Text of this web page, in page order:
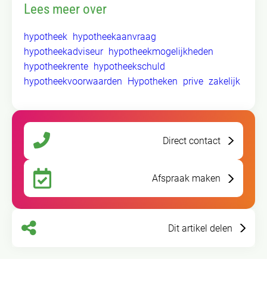
Lees meer over
hypotheek hypotheekaanvraag
hypotheekadviseur hypotheekmogelijkheden
hypotheekrente hypotheekschuld
hypotheekvoorwaarden Hypotheken prive zakelijk
Direct contact
Afspraak maken
Dit artikel delen